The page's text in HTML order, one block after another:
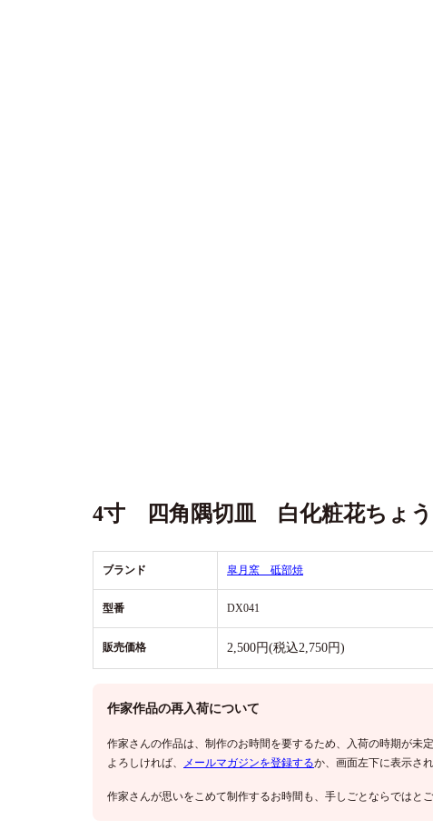
4寸 四角隅切皿 白化粧花ちょ
ブランド 皐月窯 砥部焼
型番 DX041
販売価格 2,500円(税込2,750円)
作家作品の再入荷について
作家さんの作品は、制作のお時間を要するため、入荷の時期が未定
よろしければ、
メールマガジンを登録するか、画面左下に表示さ
作家さんが思いをこめて制作するお時間も、手しごとならではと